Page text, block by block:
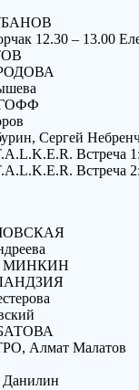
12.30 – 13.00
Сергей
Встреча
Встреча
МИНКИН
Алмат Малатов
Данилин